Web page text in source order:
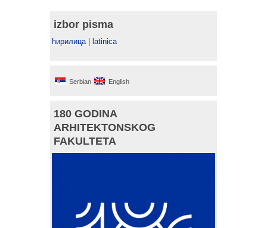
izbor pisma
ћирилица| latinica
Serbian English
180 GODINA
ARHITEKTONSKOG
FAKULTETA